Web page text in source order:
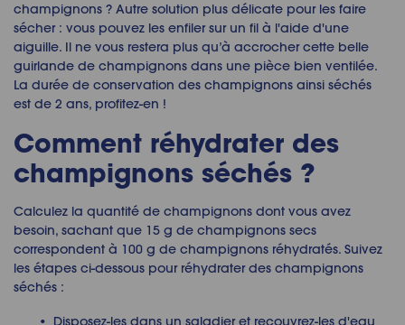
champignons ? Autre solution plus délicate pour les faire
sécher : vous pouvez les enfiler sur un fil à l'aide d'une
aiguille. Il ne vous restera plus qu’à accrocher cette belle
guirlande de champignons dans une pièce bien ventilée.
La durée de conservation des champignons ainsi séchés
est de 2 ans, profitez-en !
Comment réhydrater des
champignons séchés ?
Calculez la quantité de champignons dont vous avez
besoin, sachant que 15 g de champignons secs
correspondent à 100 g de champignons réhydratés. Suivez
les étapes ci-dessous pour réhydrater des champignons
séchés :
Disposez-les dans un saladier et recouvrez-les d'eau